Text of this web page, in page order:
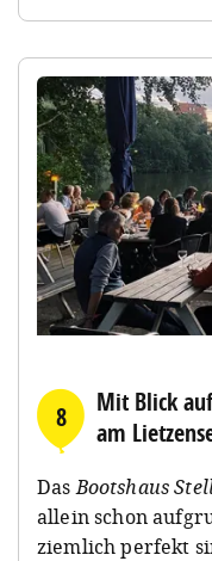
8
Mit Blick
am
DasBootshaus
allein schon
ziemlich perfekt